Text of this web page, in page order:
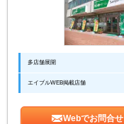
多店舗展開
エイブルWEB掲載店舗
Webでお問合せ